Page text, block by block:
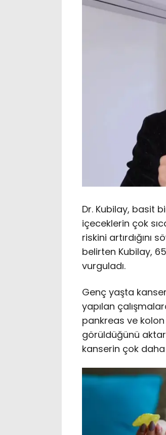
Dr. Kubilay, basit
içeceklerin çok
riskini artırdığını
belirten Kubilay,
vurguladı.
Genç yaşta
yapılan
pankreas ve kolon
görüldüğünü
kanserin çok